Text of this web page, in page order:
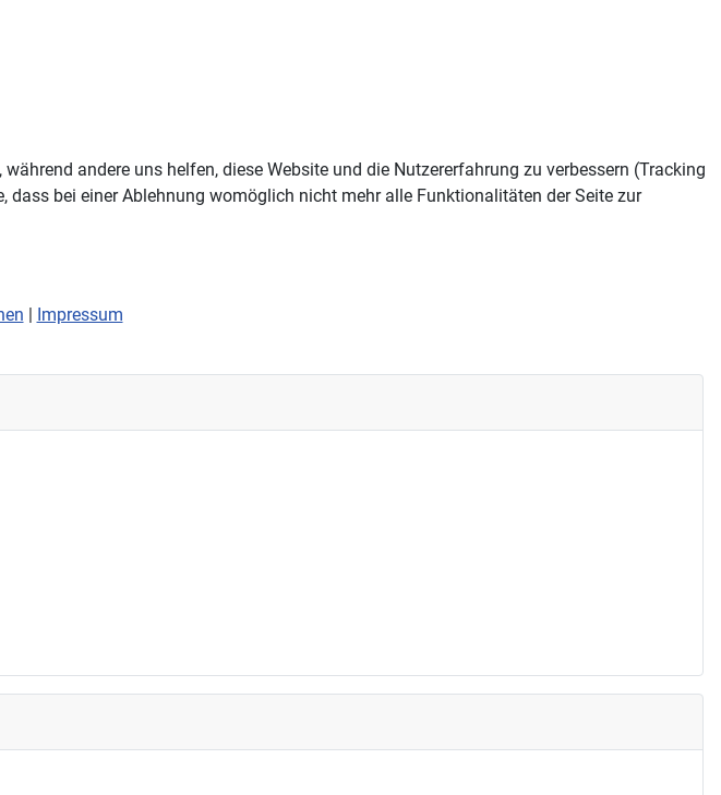
andere uns helfen, diese Website und die Nutzererfahrung zu verbessern (Tracking
dass bei einer Ablehnung womöglich nicht mehr alle Funktionalitäten der Seite zur
| Impressum